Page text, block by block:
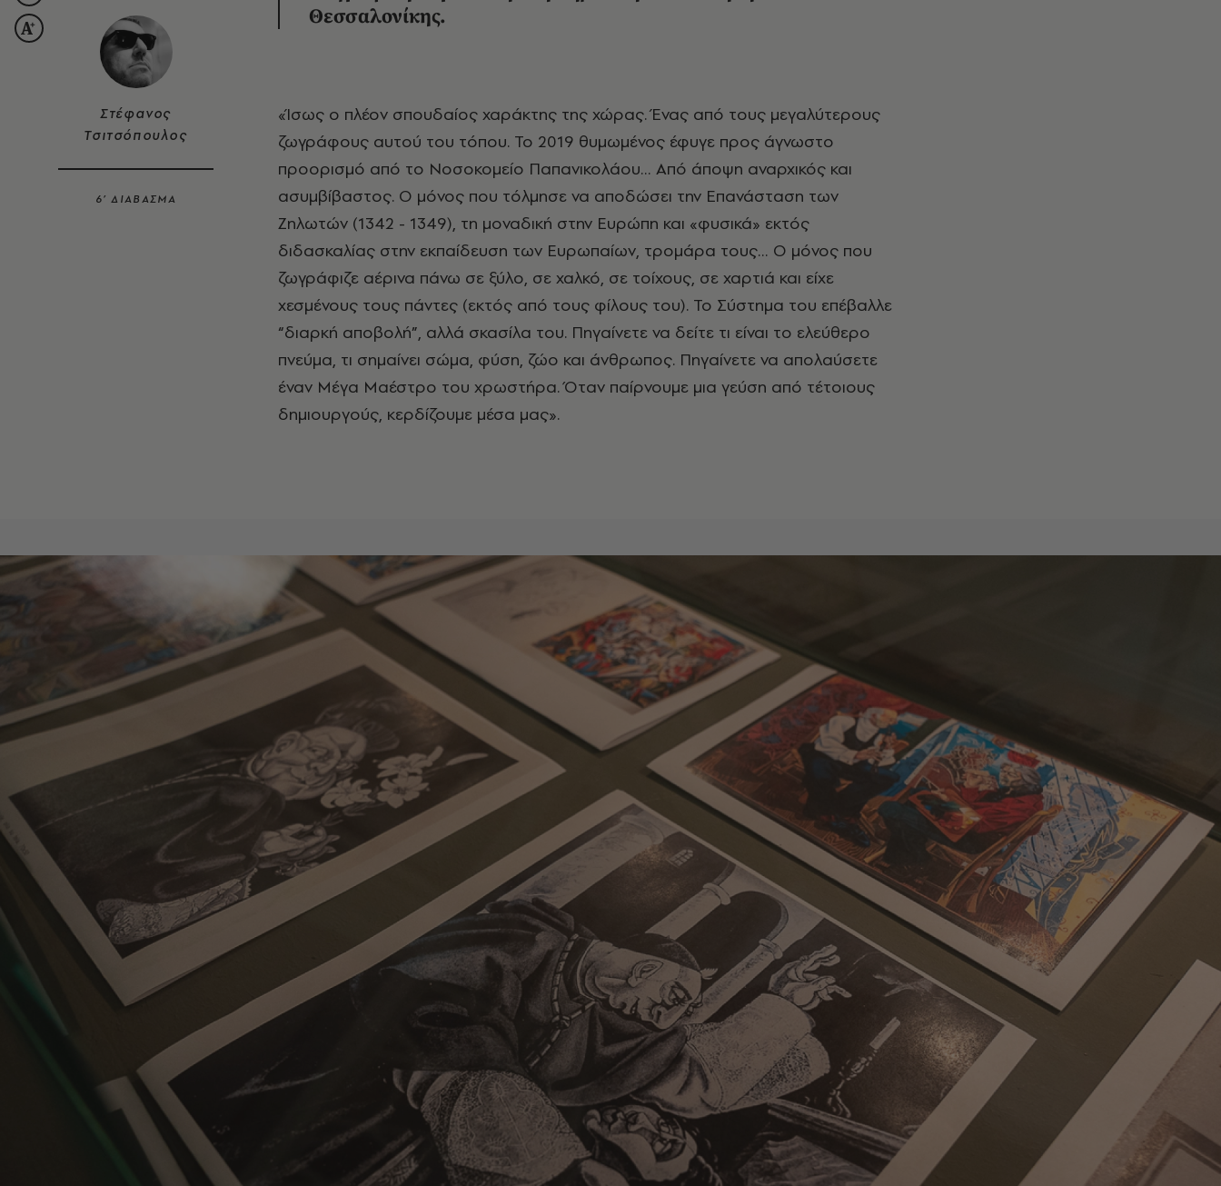
Στέφανος
Τσιτσόπουλος
6’ ΔΙΑΒΑΣΜΑ
Θεσσαλονίκης.
«Ίσως ο πλέον σπουδαίος χαράκτης της χώρας. Ένας από τους μεγαλύτερους
ζωγράφους αυτού του τόπου. Το 2019 θυμωμένος έφυγε προς άγνωστο
προορισμό από το Νοσοκομείο Παπανικολάου… Από άποψη αναρχικός και
ασυμβίβαστος. Ο μόνος που τόλμησε να αποδώσει την Επανάσταση των
Ζηλωτών (1342 - 1349), τη μοναδική στην Ευρώπη και «φυσικά» εκτός
διδασκαλίας στην εκπαίδευση των Ευρωπαίων, τρομάρα τους… Ο μόνος που
ζωγράφιζε αέρινα πάνω σε ξύλο, σε χαλκό, σε τοίχους, σε χαρτιά και είχε
χεσμένους τους πάντες (εκτός από τους φίλους του). Το Σύστημα του επέβαλλε
“διαρκή αποβολή”, αλλά σκασίλα του. Πηγαίνετε να δείτε τι είναι το ελεύθερο
πνεύμα, τι σημαίνει σώμα, φύση, ζώο και άνθρωπος. Πηγαίνετε να απολαύσετε
έναν Μέγα Μαέστρο του χρωστήρα. Όταν παίρνουμε μια γεύση από τέτοιους
δημιουργούς, κερδίζουμε μέσα μας».